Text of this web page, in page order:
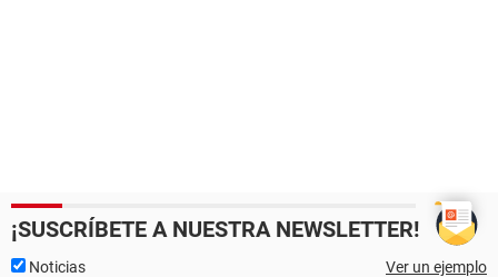
¡SUSCRÍBETE A NUESTRA NEWSLETTER!
Noticias Ver un ejemplo